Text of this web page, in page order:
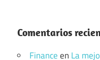
Comentarios
Financeen La